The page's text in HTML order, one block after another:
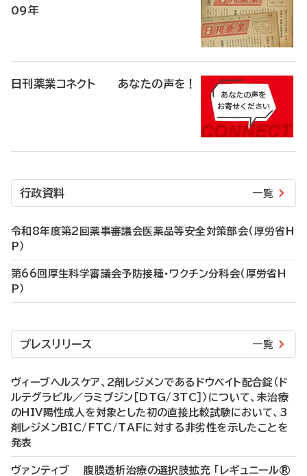
09年
日刊薬業コネクト あなたの声を！
行政資料 一覧
令和8年度第2回薬事審議会医薬品等安全対策部会（厚労省H
P）
第66回厚生科学審議会予防接種・ワクチン分科会（厚労省H
P）
プレスリリース 一覧
ヴィーブヘルスケア、2剤レジメンであるドウベイト配合錠（ド
ルテグラビル／ラミブジン［DTG/3TC］）について、未治療
のHIV陽性成人を対象とした初の直接比較試験において、3
剤レジメンBIC/FTC/TAFに対する非劣性を示したことを
発表
ヴァンティブ 腹膜透析治療の選択肢拡充 「レギュニール®